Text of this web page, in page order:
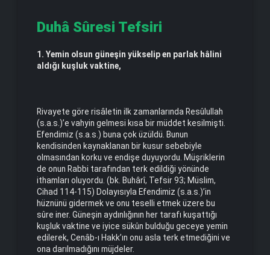
Duhâ Sûresi Tefsiri
1. Yemin olsun güneşin yükselip en parlak hâlini
aldığı kuşluk vaktine,
Rivayete göre risâletin ilk zamanlarında Resûlullah
(s.a.s.)’e vahyin gelmesi kısa bir müddet kesilmişti.
Efendimiz (s.a.s.) buna çok üzüldü. Bunun
kendisinden kaynaklanan bir kusur sebebiyle
olmasından korku ve endişe duyuyordu. Müşriklerin
de onun Rabbi tarafından terk edildiği yönünde
ithamları oluyordu. (bk. Buhârî, Tefsir 93; Müslim,
Cihad 114-115) Dolayısıyla Efendimiz (s.a.s.)’in
hüznünü gidermek ve onu teselli etmek üzere bu
sûre iner. Güneşin aydınlığının her tarafı kuşattığı
kuşluk vaktine ve iyice sükûn bulduğu geceye yemin
edilerek, Cenâb-ı Hakk’ın onu asla terk etmediğini ve
ona darılmadığını müjdeler.